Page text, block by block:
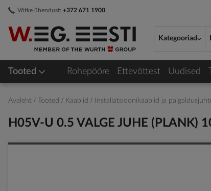
Võtke ühendust: +372 671 1900
Skip
Content
Kategooriad
Tooted Rohepööre Ettevõttest Uudised
Avaleht Tooted Kaablid Installatsioonikaablid ja
H05V-U 0.5 VALGE JUHE (PLANK)